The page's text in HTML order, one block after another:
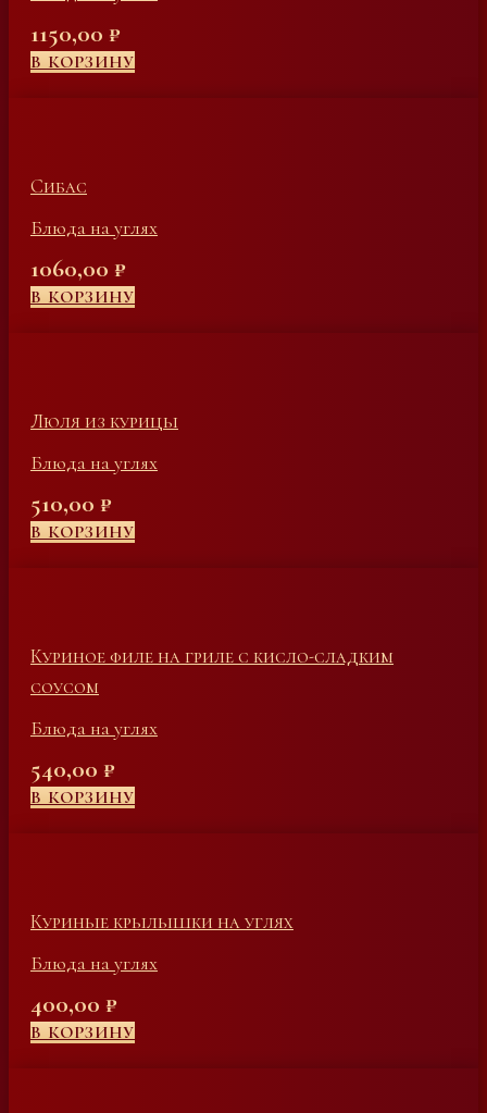
1150,00 ₽
В КОРЗИНУ
Сибас
Блюда на углях
1060,00 ₽
В КОРЗИНУ
Люля из курицы
Блюда на углях
510,00 ₽
В КОРЗИНУ
Куриное филе на гриле с кисло-сладким
соусом
Блюда на углях
540,00 ₽
В КОРЗИНУ
Куриные крылышки на углях
Блюда на углях
400,00 ₽
В КОРЗИНУ